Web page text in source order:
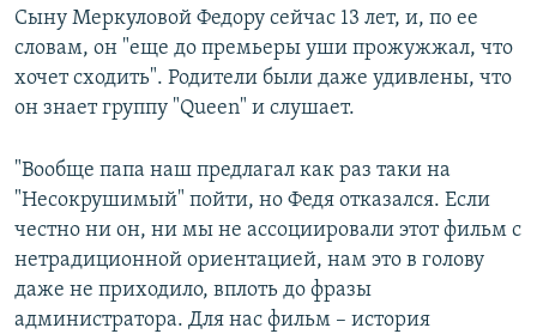
Сыну Меркуловой Федору сейчас 13 лет, и, по ее
словам, он "еще до премьеры уши прожужжал, что
хочет сходить". Родители были даже удивлены, что
он знает группу "Queen" и слушает.
"Вообще папа наш предлагал как раз таки на
"Несокрушимый" пойти, но Федя отказался. Если
честно ни он, ни мы не ассоциировали этот фильм с
нетрадиционной ориентацией, нам это в голову
даже не приходило, вплоть до фразы
администратора. Для нас фильм – история